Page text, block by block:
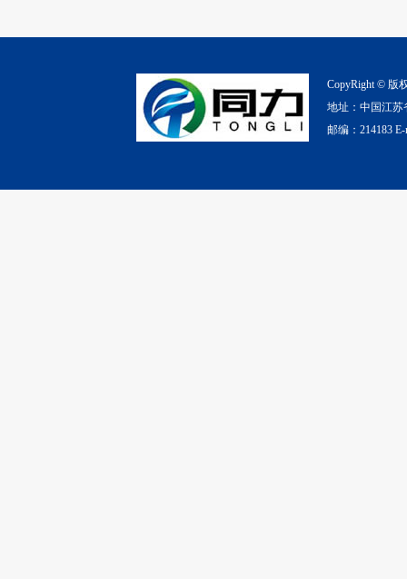
CopyRight © 版
地址：中国江苏
邮编：214183